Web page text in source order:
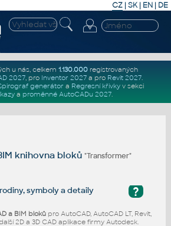
CZ | SK| EN | DE
u nás, celkem 1.130.000registrovaných
2027, pro Inventor 2027a pro Revit 2027.
generátor a Regresní křivkyv sekci
a proměnné AutoCADu 2027.
knihovna bloků"Transformer"
?
symboly a detaily
a BIM blokůpro AutoCAD, AutoCAD LT, Revit,
2D a 3D CAD aplikace firmy Autodesk.